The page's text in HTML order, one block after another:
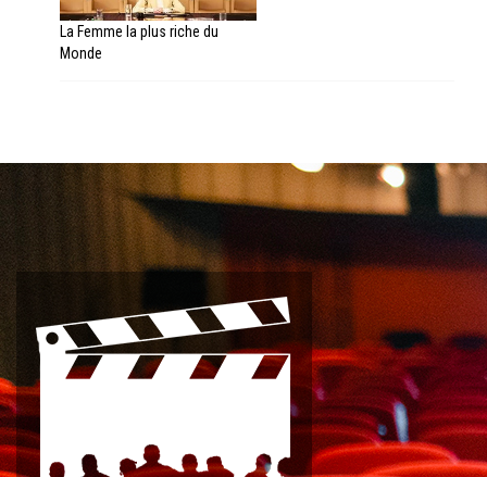
La Femme la plus riche du
Monde